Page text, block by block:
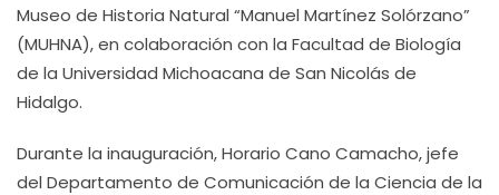
Museo de Historia Natural “Manuel Martínez Solórzano”
(MUHNA), en colaboración con la Facultad de Biología
de la Universidad Michoacana de San Nicolás de
Hidalgo.
Durante la inauguración, Horario Cano Camacho, jefe
del Departamento de Comunicación de la Ciencia de la